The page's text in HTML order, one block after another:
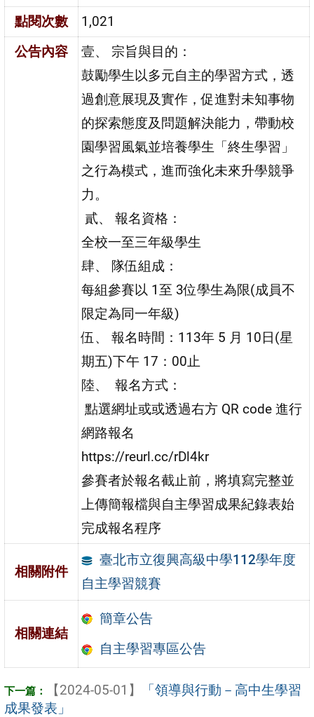
點閱次數
1,021
公告內容
壹、 宗旨與目的：
鼓勵學生以多元自主的學習方式，透
過創意展現及實作，促進對未知事物
的探索態度及問題解決能力，帶動校
園學習風氣並培養學生「終生學習」
之行為模式，進而強化未來升學競爭
力。
貳、 報名資格：
全校一至三年級學生
肆、 隊伍組成：
每組參賽以 1至 3位學生為限(成員不
限定為同一年級)
伍、 報名時間：113年 5 月 10日(星
期五)下午 17：00止
陸、
報名方式：
點選網址或或透過右方 QR code 進行
網路報名
https://reurl.cc/rDl4kr
參賽者於報名截止前，將填寫完整並
上傳簡報檔與自主學習成果紀錄表始
完成報名程序
相關附件
臺北市立復興高級中學112學年度
自主學習競賽
相關連結
簡章公告
自主學習專區公告
【2024-05-01】
「領導與行動－高中生學習
成果發表」